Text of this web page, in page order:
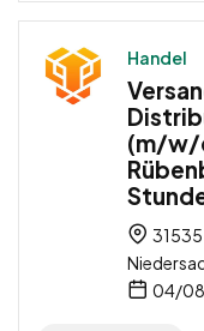
Handel
(m/w/
04/